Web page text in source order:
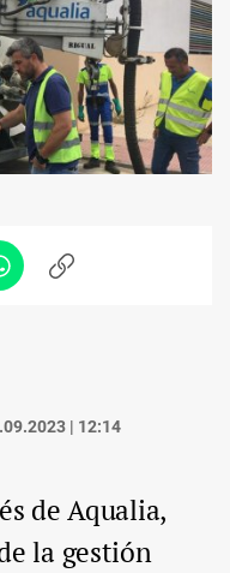
Copiar
| 12:14
de Aqualia,
la gestión